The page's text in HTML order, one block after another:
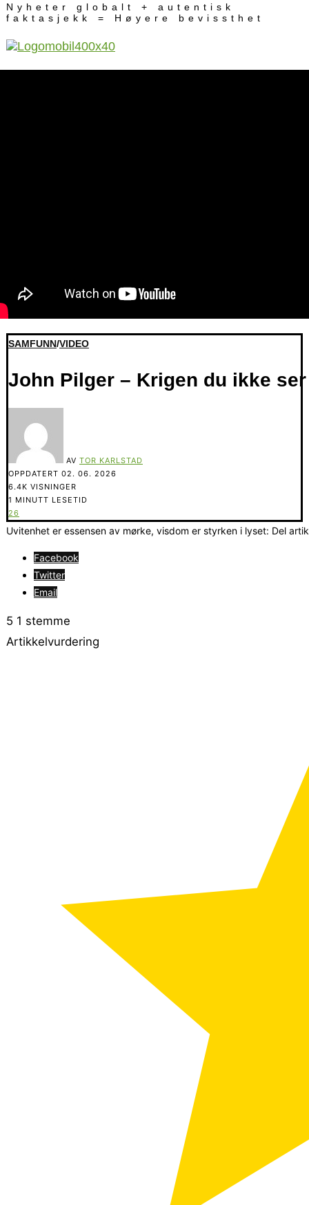
Nyheter globalt + autentisk
faktasjekk = Høyere bevissthet
SAMFUNN/VIDEO
John Pilger – Krigen du ikke ser
AV TOR KARLSTAD
OPPDATERT 02. 06. 2026
6.4K VISNINGER
1 MINUTT LESETID
26
Uvitenhet er essensen av mørke, visdom er styrken i lyset: Del
Facebook
Twitter
Email
5 1 stemme
Artikkelvurdering